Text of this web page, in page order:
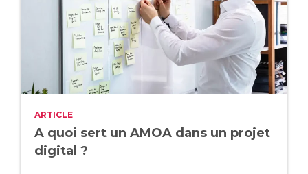
ARTICLE
A quoi sert un AMOA dans un projet
digital ?